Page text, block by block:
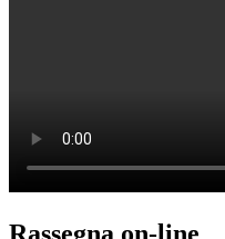
Rassegna on-line